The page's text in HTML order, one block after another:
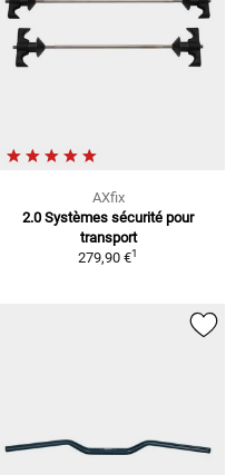
AXfix
2.0 Systèmes sécurité pour
transport
279,90 €1